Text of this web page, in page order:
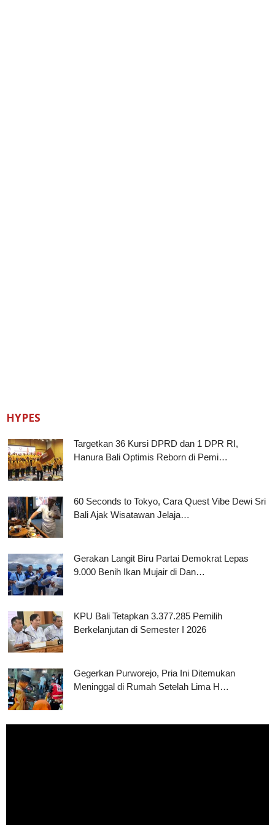
HYPES
Targetkan 36 Kursi DPRD dan 1 DPR RI,
Hanura Bali Optimis Reborn di Pemi…
60 Seconds to Tokyo, Cara Quest Vibe Dewi Sri
Bali Ajak Wisatawan Jelaja…
Gerakan Langit Biru Partai Demokrat Lepas
9.000 Benih Ikan Mujair di Dan…
KPU Bali Tetapkan 3.377.285 Pemilih
Berkelanjutan di Semester I 2026
Gegerkan Purworejo, Pria Ini Ditemukan
Meninggal di Rumah Setelah Lima H…